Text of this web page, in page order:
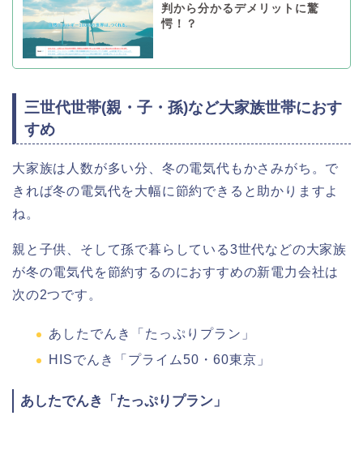
判から分かるデメリットに驚
愕！？
三世代世帯(親・子・孫)など大家族世帯におす
すめ
大家族は人数が多い分、冬の電気代もかさみがち。で
きれば冬の電気代を大幅に節約できると助かりますよ
ね。
親と子供、そして孫で暮らしている3世代などの大家族
が冬の電気代を節約するのにおすすめの新電力会社は
次の2つです。
あしたでんき「たっぷりプラン」
HISでんき「プライム50・60東京」
あしたでんき「たっぷりプラン」